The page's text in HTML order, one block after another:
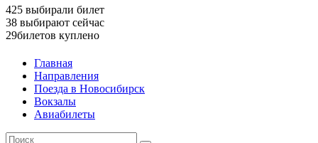
425 выбирали билет
38 выбирают сейчас
29билетов куплено
Главная
Направления
Поезда в Новосибирск
Вокзалы
Авиабилеты